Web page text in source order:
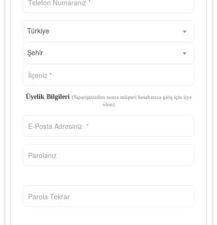
Türkiye
Şehir
Üyelik Bilgileri (Siparişinizden sonra müşteri hesabınıza giriş için üye
olun)